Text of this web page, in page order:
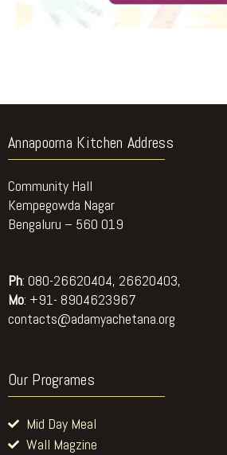
Annapoorna Kitchen Address
Community Hall
Kempegowda Nagar
Bengaluru – 560 019
Ph: 080-26620404, 26620403,
Mo: +91- 8904623967
contacts@adamyachetana.org
Our Programes
Mid Day Meal
Wall Magzine